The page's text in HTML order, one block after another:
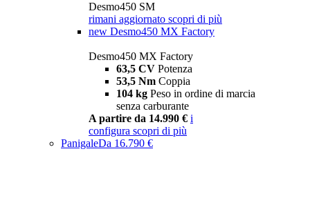
Desmo450 SM
rimani aggiornato scopri di più
new Desmo450 MX Factory
Desmo450 MX Factory
63,5 CV Potenza
53,5 Nm Coppia
104 kg Peso in ordine di marcia
senza carburante
A partire da 14.990 € i
configura scopri di più
PanigaleDa 16.790 €